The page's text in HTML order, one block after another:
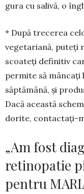
gura cu salivă, o
* După trecerea
vegetariană, puteţi
scoateţi definitiv
permite să mâncaţi
săptămână, şi
Dacă această
dorite, contactaţi-
„Am fost
retinopatie
pentru